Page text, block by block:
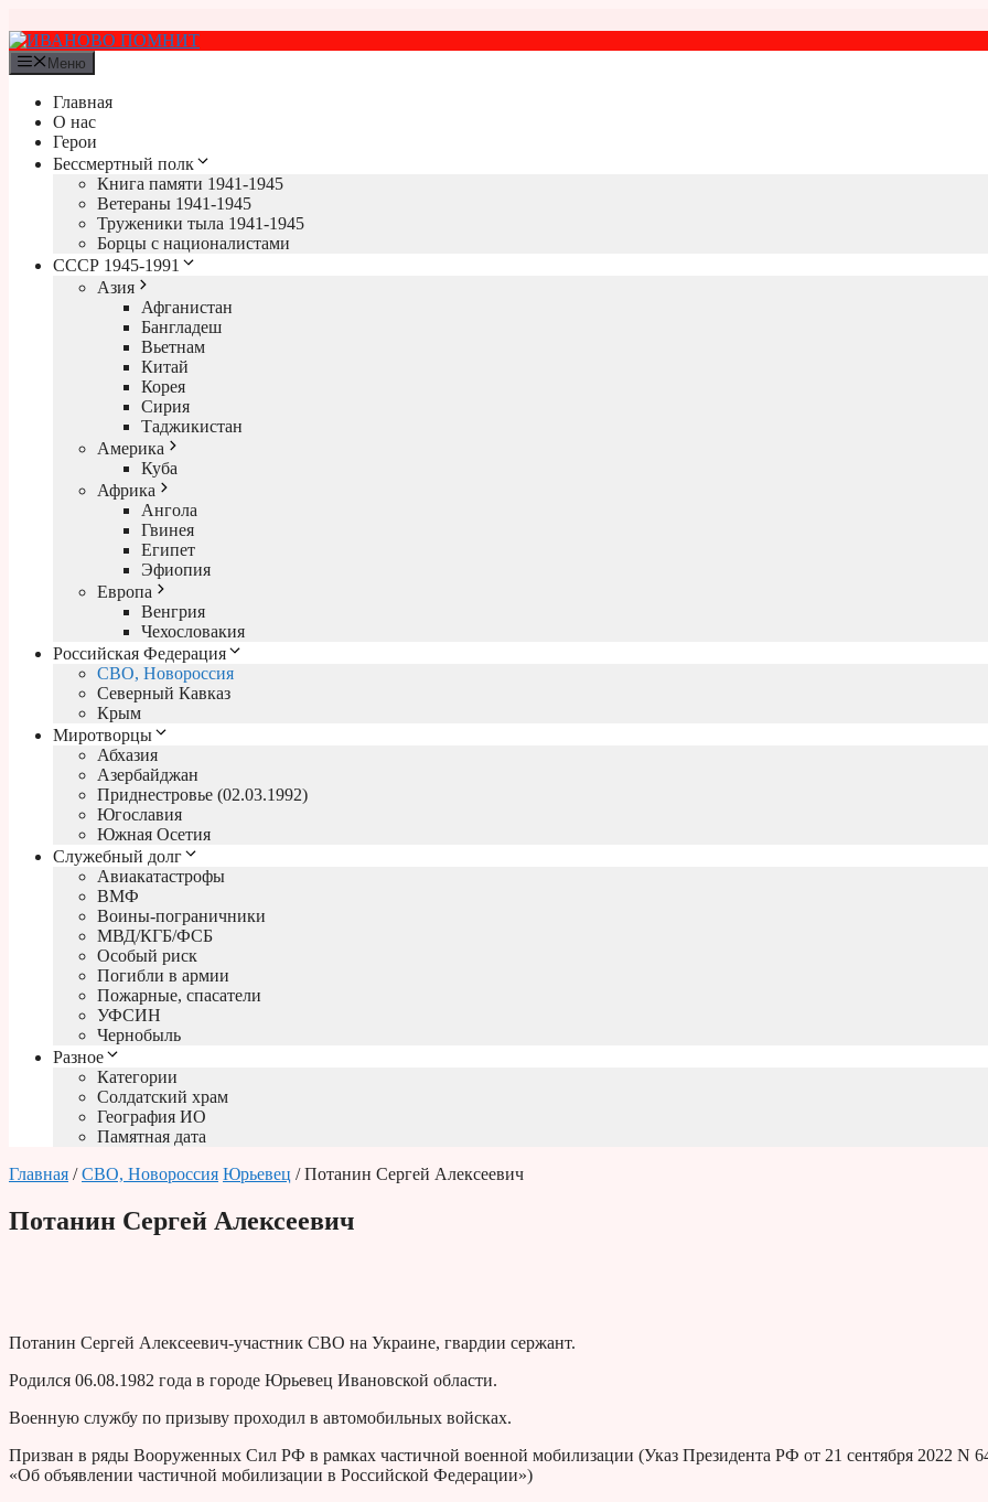
к
содержимому
Меню
Главная
О нас
Герои
Бессмертный полк
Книга памяти 1941-1945
Ветераны 1941-1945
Труженики тыла 1941-1945
Борцы с националистами
СССР 1945-1991
Азия
Афганистан
Бангладеш
Вьетнам
Китай
Корея
Сирия
Таджикистан
Америка
Куба
Африка
Ангола
Гвинея
Египет
Эфиопия
Европа
Венгрия
Чехословакия
Российская Федерация
СВО, Новороссия
Северный Кавказ
Крым
Миротворцы
Абхазия
Азербайджан
Приднестровье (02.03.1992)
Югославия
Южная Осетия
Служебный долг
Авиакатастрофы
ВМФ
Воины-пограничники
МВД/КГБ/ФСБ
Особый риск
Погибли в армии
Пожарные, спасатели
УФСИН
Чернобыль
Разное
Категории
Солдатский храм
География ИО
Памятная дата
Главная /СВО, Новороссия Юрьевец / Потанин Сергей Алексеевич
Потанин Сергей Алексеевич
Потанин Сергей Алексеевич-участник СВО на Украине, гвардии сержант.
Родился 06.08.1982 года в городе Юрьевец Ивановской области.
Военную службу по призыву проходил в автомобильных войсках.
Призван в ряды Вооруженных Сил РФ в рамках частичной военной мобилизации (Указ Президента РФ от 21 сентября 2022 N
«Об объявлении частичной мобилизации в Российской Федерации»)